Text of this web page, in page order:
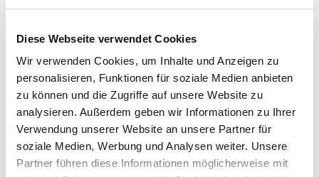
Diese Webseite verwendet Cookies
Wir verwenden Cookies, um Inhalte und Anzeigen zu
personalisieren, Funktionen für soziale Medien anbieten
zu können und die Zugriffe auf unsere Website zu
analysieren. Außerdem geben wir Informationen zu Ihrer
Verwendung unserer Website an unsere Partner für
soziale Medien, Werbung und Analysen weiter. Unsere
Partner führen diese Informationen möglicherweise mit
Anti-Rutsch-Klickfliese aus Kunststoff 400 x...
Offene-Klickfliesen